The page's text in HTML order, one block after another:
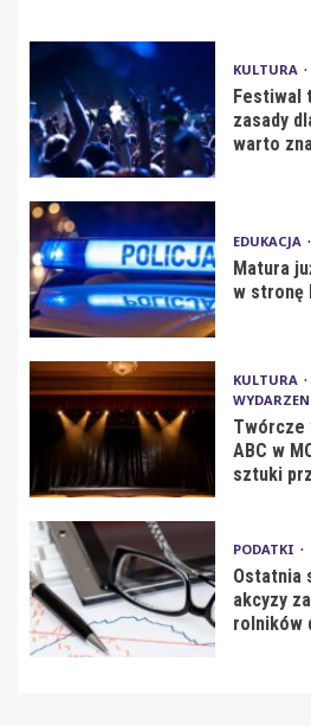
KULTURA
Festiwal
zasady
warto
EDUKACJA
Matura
w stronę
KULTURA
Twórcze
ABC w
sztuki
PODATKI
Ostatnia
akcyzy
rolników